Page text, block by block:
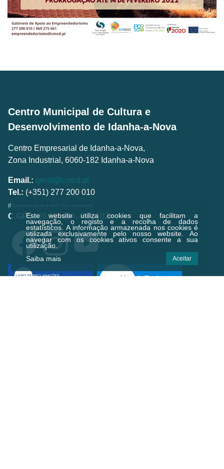
Este website utiliza cookies que facilitam a
navegação, o registo e a recolha de dados
estatísticos.A informação armazenada nos cookies é
utilizada exclusivamente pelo nosso website. Ao
navegar com os cookies ativos consente a sua
utilização.
Saiba mais
Aceitar
Centro Municipal de Cultura e
Desenvolvimento de Idanha-a-Nova
Centro Empresarial de Idanha-a-Nova,
Zona Industrial, 6060-182 Idanha-a-Nova
Email.: geral@cmcd.pt
Tel.: (+351) 277 200 010
(Chamada para a rede fixa nacional)
C.GPS:39.924474,-7.238823